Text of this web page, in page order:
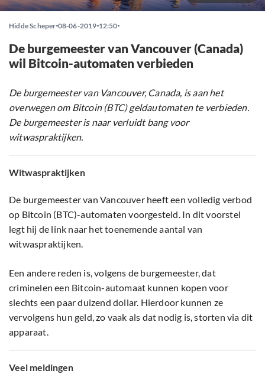
Hidde Scheper 08-06-2019 12:50
De burgemeester van Vancouver (Canada)
wil Bitcoin-automaten verbieden
De burgemeester van Vancouver, Canada, is aan het
overwegen om Bitcoin (BTC) geldautomaten te verbieden.
De burgemeester is naar verluidt bang voor
witwaspraktijken.
Witwaspraktijken
De burgemeester van Vancouver heeft een volledig verbod
op Bitcoin (BTC)-automaten voorgesteld. In dit voorstel
legt hij de link naar het toenemende aantal van
witwaspraktijken.
Een andere reden is, volgens de burgemeester, dat
criminelen een Bitcoin-automaat kunnen kopen voor
slechts een paar duizend dollar. Hierdoor kunnen ze
vervolgens hun geld, zo vaak als dat nodig is, storten via dit
apparaat.
Veel meldingen